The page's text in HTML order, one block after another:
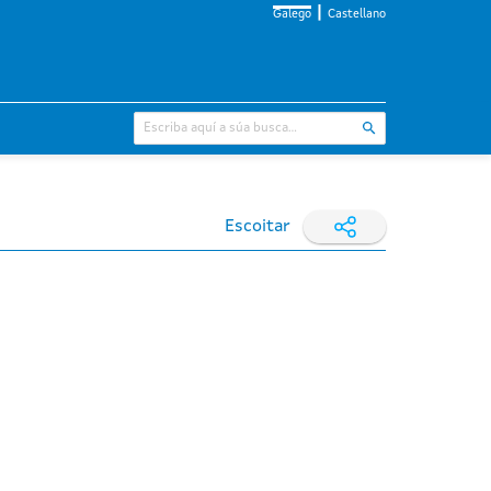
Galego Castellano
Escoitar